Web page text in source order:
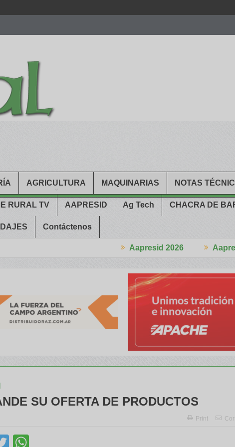
patekphilippe.to
AGRICULTURA MAQUINARIAS NOTAS
RURAL TV AAPRESID Ag Tech CHACRA DE
Contáctenos
Aapresid 2026
SU OFERTA DE PRODUCTOS
Print
Twitter